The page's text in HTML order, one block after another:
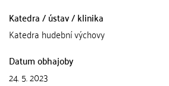
Katedra / ústav / klinika
Katedra hudební výchovy
Datum obhajoby
24. 5. 2023